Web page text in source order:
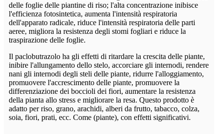
delle foglie delle piantine di riso; l'alta concentrazione inibisce
l'efficienza fotosintetica, aumenta l'intensità respiratoria
dell'apparato radicale, riduce l'intensità respiratoria delle parti
aeree, migliora la resistenza degli stomi fogliari e riduce la
traspirazione delle foglie.
Il paclobutrazolo ha gli effetti di ritardare la crescita delle piante,
inibire l'allungamento dello stelo, accorciare gli internodi, rendere
nani gli internodi degli steli delle piante, ridurre l'alloggiamento,
promuovere l'accrescimento delle piante, promuovere la
differenziazione dei boccioli dei fiori, aumentare la resistenza
della pianta allo stress e migliorare la resa. Questo prodotto è
adatto per riso, grano, arachidi, alberi da frutto, tabacco, colza,
soia, fiori, prati, ecc. Come (piante), con effetti significativi.